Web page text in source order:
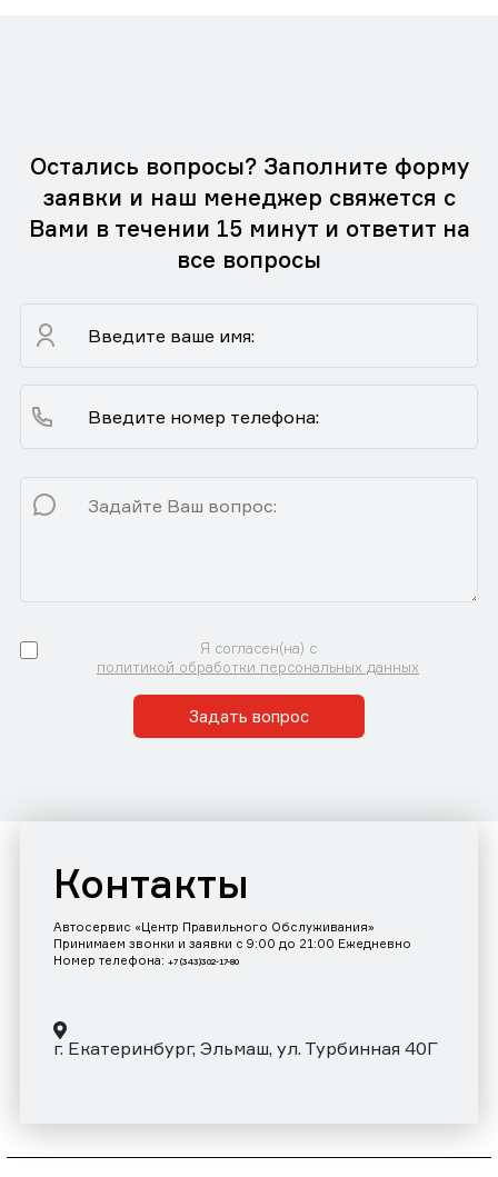
Остались вопросы? Заполните форму
заявки и наш менеджер свяжется с
Вами в течении 15 минут и ответит на
все вопросы
Я согласен(на) с
политикой обработки персональных данных
Задать вопрос
Контакты
Автосервис «Центр Правильного Обслуживания»
Принимаем звонки и заявки с 9:00 до 21:00 Ежедневно
Номер телефона: +7 (343)302-17-80
г. Екатеринбург, Эльмаш, ул. Турбинная 40Г